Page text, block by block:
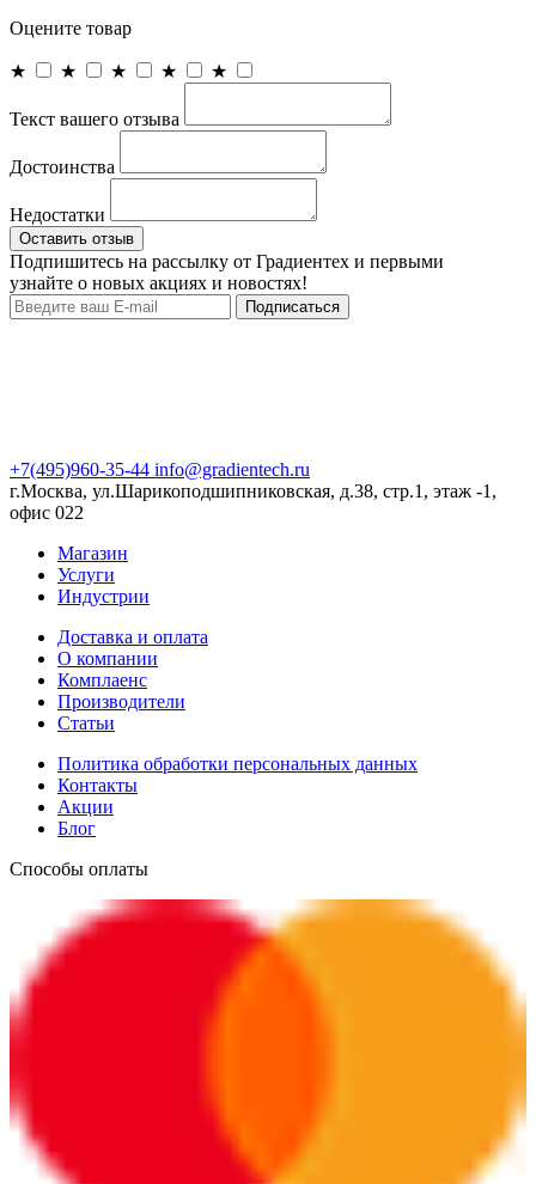
Оцените товар
★ ★ ★ ★ ★
Текст вашего отзыва
Достоинства
Недостатки
Оставить отзыв
Подпишитесь на рассылку от Градиентех и первыми
узнайте о новых акциях и новостях!
Подписаться
+7(495)960-35-44 info@gradientech.ru
г.Москва, ул.Шарикоподшипниковская, д.38, стр.1, этаж -1,
офис 022
Магазин
Услуги
Индустрии
Доставка и оплата
О компании
Комплаенс
Производители
Статьи
Политика обработки персональных данных
Контакты
Акции
Блог
Способы оплаты